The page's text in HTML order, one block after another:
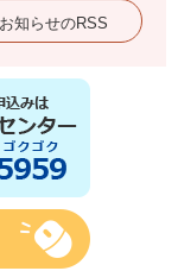
知らせのRSS